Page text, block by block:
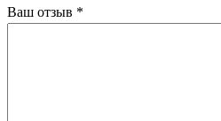
Ваш отзыв *